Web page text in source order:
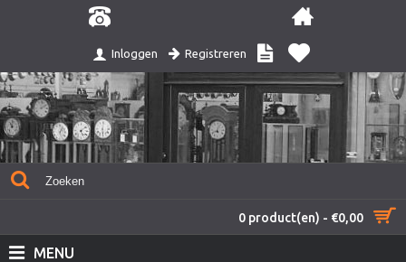
Inloggen Registreren
0 product(en) - €0,00
MENU